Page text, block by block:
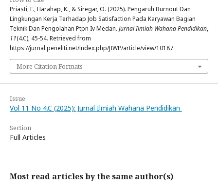
Priasti, F., Harahap, K., & Siregar, O. (2025). Pengaruh Burnout Dan
Lingkungan Kerja Terhadap Job Satisfaction Pada Karyawan Bagian
Teknik Dan Pengolahan Ptpn Iv Medan. Jurnal Ilmiah Wahana Pendidikan,
11(4.C), 45-54. Retrieved from
https://jurnal.peneliti.net/index.php/JIWP/article/view/10187
More Citation Formats
Issue
Vol 11 No 4.C (2025): Jurnal Ilmiah Wahana Pendidikan
Section
Full Articles
Most read articles by the same author(s)